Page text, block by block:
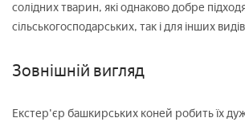
солідних тварин, які однаково добре
сільськогосподарських, так і для інших
Зовнішній вигляд
Екстер'єр башкирських коней робить їх